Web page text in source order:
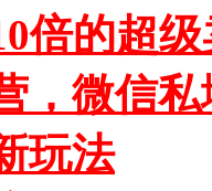
倍的超
，微信私
玩法